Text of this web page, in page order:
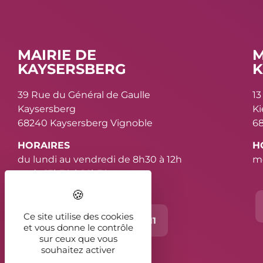
MAIRIE DE
KAYSERSBERG
39 Rue du Général de Gaulle
Kaysersberg
68240 Kaysersberg Vignoble
HORAIRES
du lundi au vendredi de 8h30 à 12h
et de 13h30 à 16h30
Contact 03 89 78 11 11
Ce site utilise des cookies
et vous donne le contrôle
sur ceux que vous
souhaitez activer